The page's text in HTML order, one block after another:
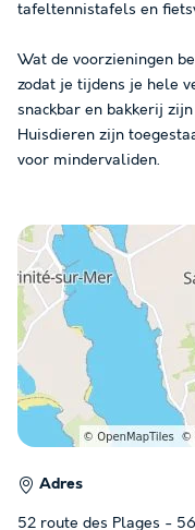
tafeltennistafels en
Wat de voorzieningen
zodat je tijdens je hele
snackbar en bakkerij
Huisdieren zijn
voor mindervaliden.
Adres
52 route des Plages -